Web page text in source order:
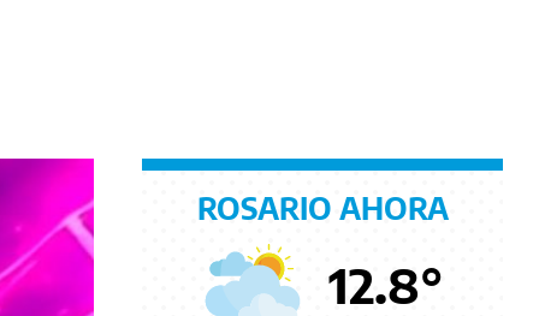
ROSARIO AHORA
12.8°